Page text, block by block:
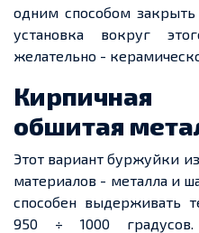
одним способом
установка вокруг
желательно -
обшитая
Этот вариант буржуйки
материалов - металла и
способен выдерживать
950 ÷ 1000